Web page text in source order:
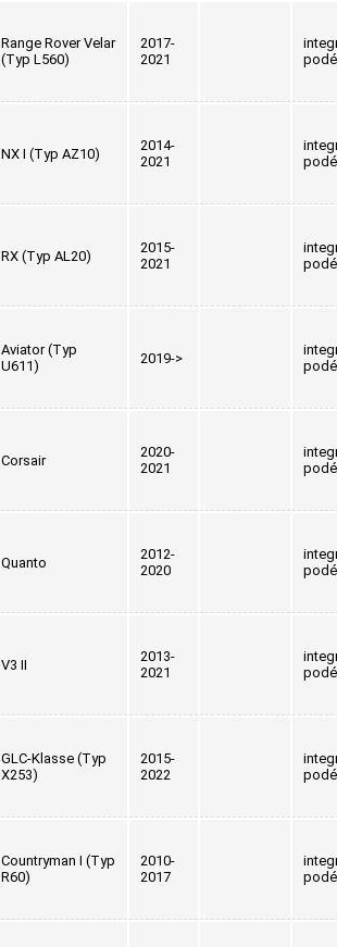
Range Rover Velar
(Typ L560)
2017-
2021
NX I (Typ AZ10)
2014-
2021
RX (Typ AL20)
2015-
2021
Aviator (Typ
U611)
2019->
Corsair
2020-
2021
Quanto
2012-
2020
V3 II
2013-
2021
GLC-Klasse (Typ
X253)
2015-
2022
Countryman I (Typ
R60)
2010-
2017